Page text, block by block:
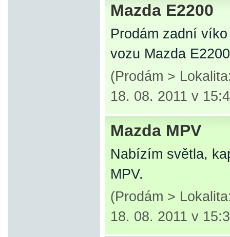
Mazda E2200
Prodám zadní
vozu Mazda
(Prodám >
18. 08. 2011 v
Mazda MPV
Nabízím světla,
MPV.
(Prodám >
18. 08. 2011 v